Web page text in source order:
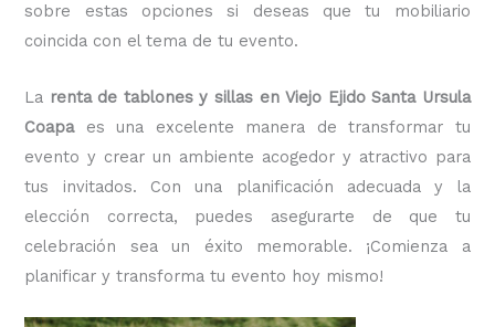
sobre estas opciones si deseas que tu mobiliario
coincida con el tema de tu evento.
La renta de tablones y sillas en Viejo Ejido Santa Ursula
Coapa es una excelente manera de transformar tu
evento y crear un ambiente acogedor y atractivo para
tus invitados. Con una planificación adecuada y la
elección correcta, puedes asegurarte de que tu
celebración sea un éxito memorable. ¡Comienza a
planificar y transforma tu evento hoy mismo!